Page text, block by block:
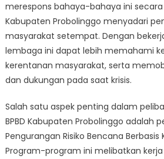
merespons bahaya-bahaya ini secara
Kabupaten Probolinggo menyadari
masyarakat setempat. Dengan
lembaga ini dapat lebih memahami
kerentanan masyarakat, serta
dan dukungan pada saat krisis.
Salah satu aspek penting dalam
BPBD Kabupaten Probolinggo adalah
Pengurangan Risiko Bencana Berbasis
Program-program ini melibatkan